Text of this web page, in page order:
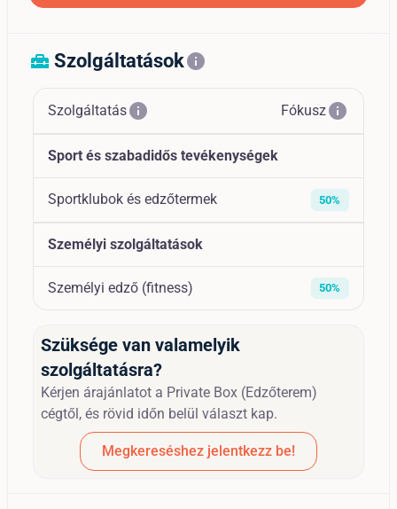
home_repair_service Szolgáltatásokinfo
Szolgáltatásinfo Fókuszinfo
Sport és szabadidős tevékenységek
Sportklubok és edzőtermek 50%
Személyi szolgáltatások
Személyi edző (fitness) 50%
Szüksége van valamelyik
szolgáltatásra?
Kérjen árajánlatot a Private Box (Edzőterem)
cégtől, és rövid időn belül választ kap.
Megkereséshez jelentkezz be!